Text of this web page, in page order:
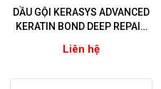
DẦU GỘI KERASYS ADVANCED
KERATIN BOND DEEP REPAIR
tổn nặng)
Liên hệ